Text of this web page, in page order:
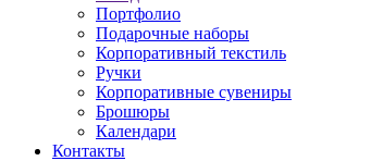
Портфолио
Подарочные наборы
Корпоративный текстиль
Ручки
Корпоративные сувениры
Брошюры
Календари
Контакты